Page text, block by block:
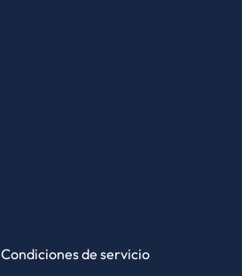
Condiciones de servicio